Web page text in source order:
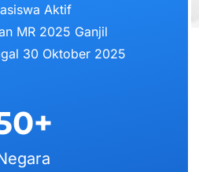
Aktif
MR 2025 Ganjil
30 Oktober 2025
+